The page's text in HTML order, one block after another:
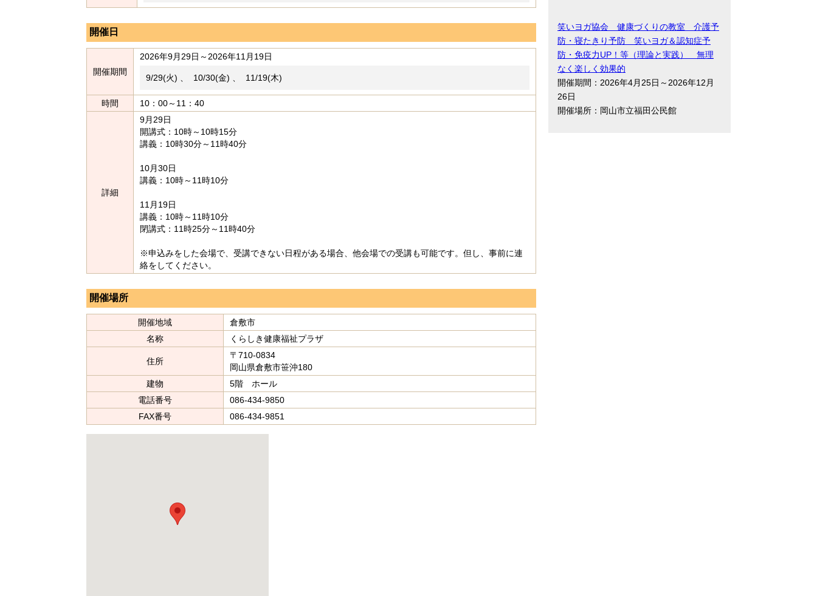
開催日
開催期間
2026年9月29日～2026年11月19日
9/29(火) 、 10/30(金) 、 11/19(木)
時間 10：00～11：40
詳細
9月29日
開講式：10時～10時15分
講義：10時30分～11時40分
10月30日
講義：10時～11時10分
11月19日
講義：10時～11時10分
閉講式：11時25分～11時40分
※申込みをした会場で、受講できない日程がある場合、他会場での受講も可能です。但し、事前に連
絡をしてください。
開催場所
開催地域
倉敷市
名称
くらしき健康福祉プラザ
住所
〒710-0834
岡山県倉敷市笹沖180
建物
5階 ホール
電話番号
086-434-9850
FAX番号
086-434-9851
笑いヨガ協会 健康づくりの教室 介護予
防・寝たきり予防 笑いヨガ＆認知症予
防・免疫力UP！等（理論と実践） 無理
なく楽しく効果的
開催期間：2026年4月25日～2026年12月
26日
開催場所：岡山市立福田公民館